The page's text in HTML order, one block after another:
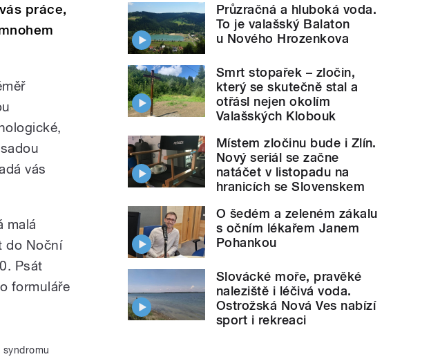
práce,
vás
malá
do Noční
Psát
formuláře
Průzračná a hluboká voda.
To je valašský Balaton
u Nového Hrozenkova
Smrt stopařek – zločin,
který se skutečně stal a
otřásl nejen okolím
Valašských Klobouk
Místem zločinu bude i Zlín.
Nový seriál se začne
natáčet v listopadu na
hranicích se Slovenskem
O šedém a zeleném zákalu
s očním lékařem Janem
Pohankou
Slovácké moře, pravěké
naleziště i léčivá voda.
Ostrožská Nová Ves nabízí
sport i rekreaci